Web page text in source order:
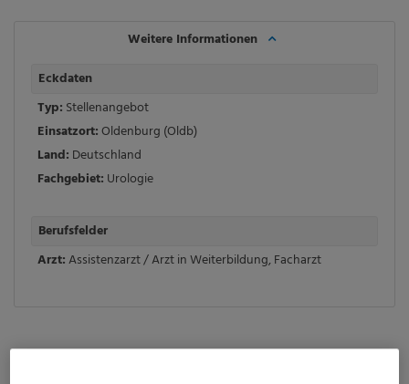
Weitere Informationen
Eckdaten
Typ: Stellenangebot
Einsatzort:Oldenburg (Oldb)
Land: Deutschland
Fachgebiet: Urologie
Berufsfelder
Arzt:Assistenzarzt / Arzt in Weiterbildung,Facharzt
Assistenzärztin / Assistenzarzt /